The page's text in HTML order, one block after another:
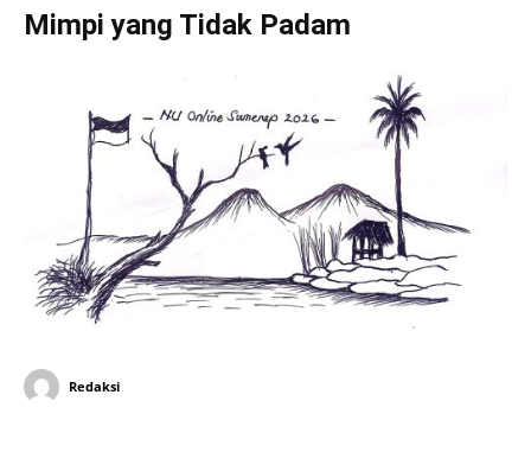
Mimpi yang Tidak Padam
Redaksi